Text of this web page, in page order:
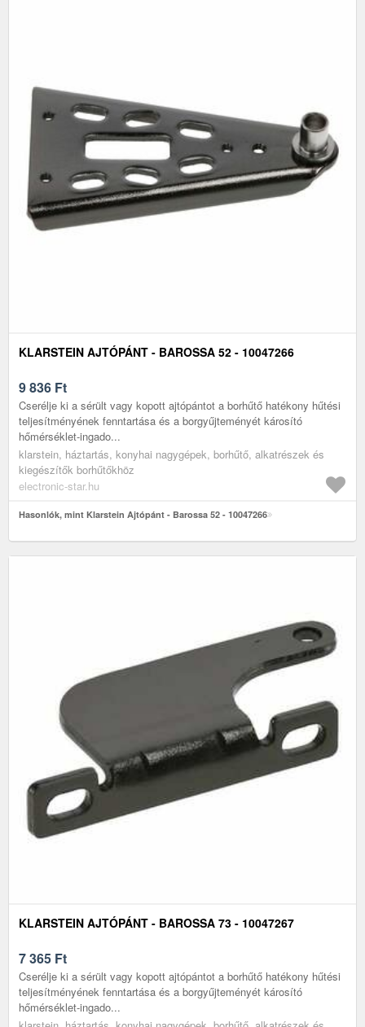
KLARSTEIN AJTÓPÁNT - BAROSSA 52 - 10047266
9 836 Ft
Cserélje ki a sérült vagy kopott ajtópántot a borhűtő hatékony hűtési
teljesítményének fenntartása és a borgyűjteményét károsító
hőmérséklet-ingado...
klarstein, háztartás, konyhai nagygépek, borhűtő, alkatrészek és
kiegészítők borhűtőkhöz
electronic-star.hu
Hasonlók, mint Klarstein Ajtópánt - Barossa 52 - 10047266
KLARSTEIN AJTÓPÁNT - BAROSSA 73 - 10047267
7 365 Ft
Cserélje ki a sérült vagy kopott ajtópántot a borhűtő hatékony hűtési
teljesítményének fenntartása és a borgyűjteményét károsító
hőmérséklet-ingado...